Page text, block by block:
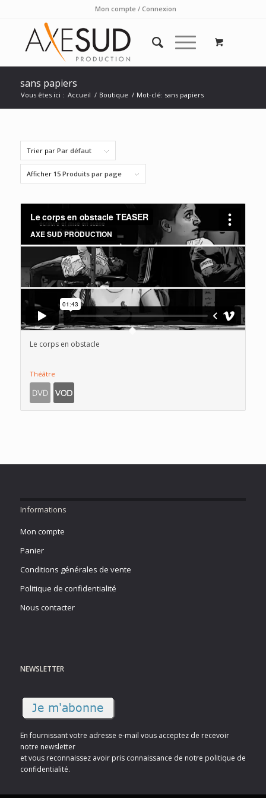
Mon compte / Connexion
sans papiers
Vous êtes ici : Accueil / Boutique / Mot-clé: sans papiers
Trier par Par défaut
Afficher 15 Produits par page
Le corps en obstacle
Théâtre
Informations
Mon compte
Panier
Conditions générales de vente
Politique de confidentialité
Nous contacter
NEWSLETTER
En fournissant votre adresse e-mail vous acceptez de recevoir
notre newsletter
et vous reconnaissez avoir pris connaissance de notre politique de
confidentialité.